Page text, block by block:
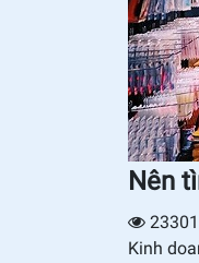
Nên
23301
Kinh